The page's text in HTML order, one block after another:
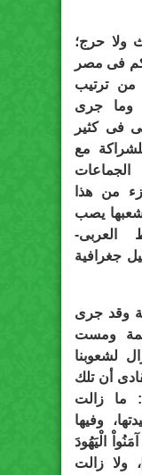
ولا حرج؛
فى مصر
هو من ترتيب
وما جرى
فى كثير
مع
الجماعات
من هذا
يصب
جغرافية
وقد جرى
ومست
لشعوبنا
أن تلك
ما زالت
وفيها
الْيَهُودَ
أَشْرَكُواْ..) [المائدة: 82]، ولا زالت